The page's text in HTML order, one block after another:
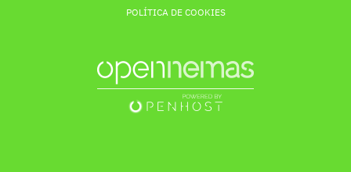
POLÍTICA DE COOKIES